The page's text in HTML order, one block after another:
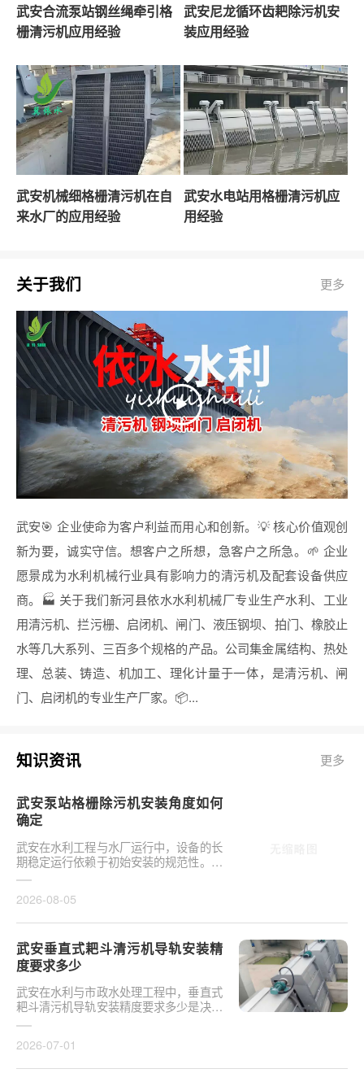
武安合流泵站钢丝绳牵引格
栅清污机应用经验
武安尼龙循环齿耙除污机安
装应用经验
武安机械细格栅清污机在自
来水厂的应用经验
武安水电站用格栅清污机应
用经验
关于我们 更多
武安🎯 企业使命为客户利益而用心和创新。💡 核心价值观创
新为要，诚实守信。想客户之所想，急客户之所急。🌱 企业
愿景成为水利机械行业具有影响力的清污机及配套设备供应
商。🏭 关于我们新河县依水水利机械厂专业生产水利、工业
用清污机、拦污栅、启闭机、闸门、液压钢坝、拍门、橡胶止
水等几大系列、三百多个规格的产品。公司集金属结构、热处
理、总装、铸造、机加工、理化计量于一体，是清污机、闸
门、启闭机的专业生产厂家。📦...
知识资讯 更多
武安泵站格栅除污机安装角度如何
确定
武安在水利工程与水厂运行中，设备的长
期稳定运行依赖于初始安装的规范性。对
于泵站核心拦污设备而言，其倾斜度直接
2026-08-05
武安垂直式耙斗清污机导轨安装精
度要求多少
武安在水利与市政水处理工程中，垂直式
耙斗清污机导轨安装精度要求多少是决定
设备运行平稳性的核心**。导轨作为耙斗
2026-07-01